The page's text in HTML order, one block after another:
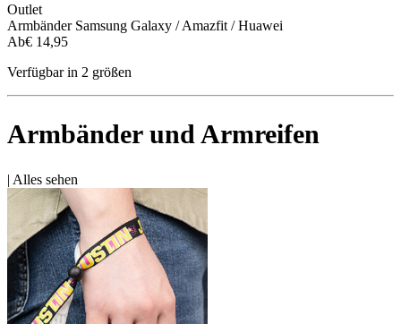
Outlet
Armbänder Samsung Galaxy / Amazfit / Huawei
Ab€ 14,95
Verfügbar in 2 größen
Armbänder und Armreifen
| Alles sehen